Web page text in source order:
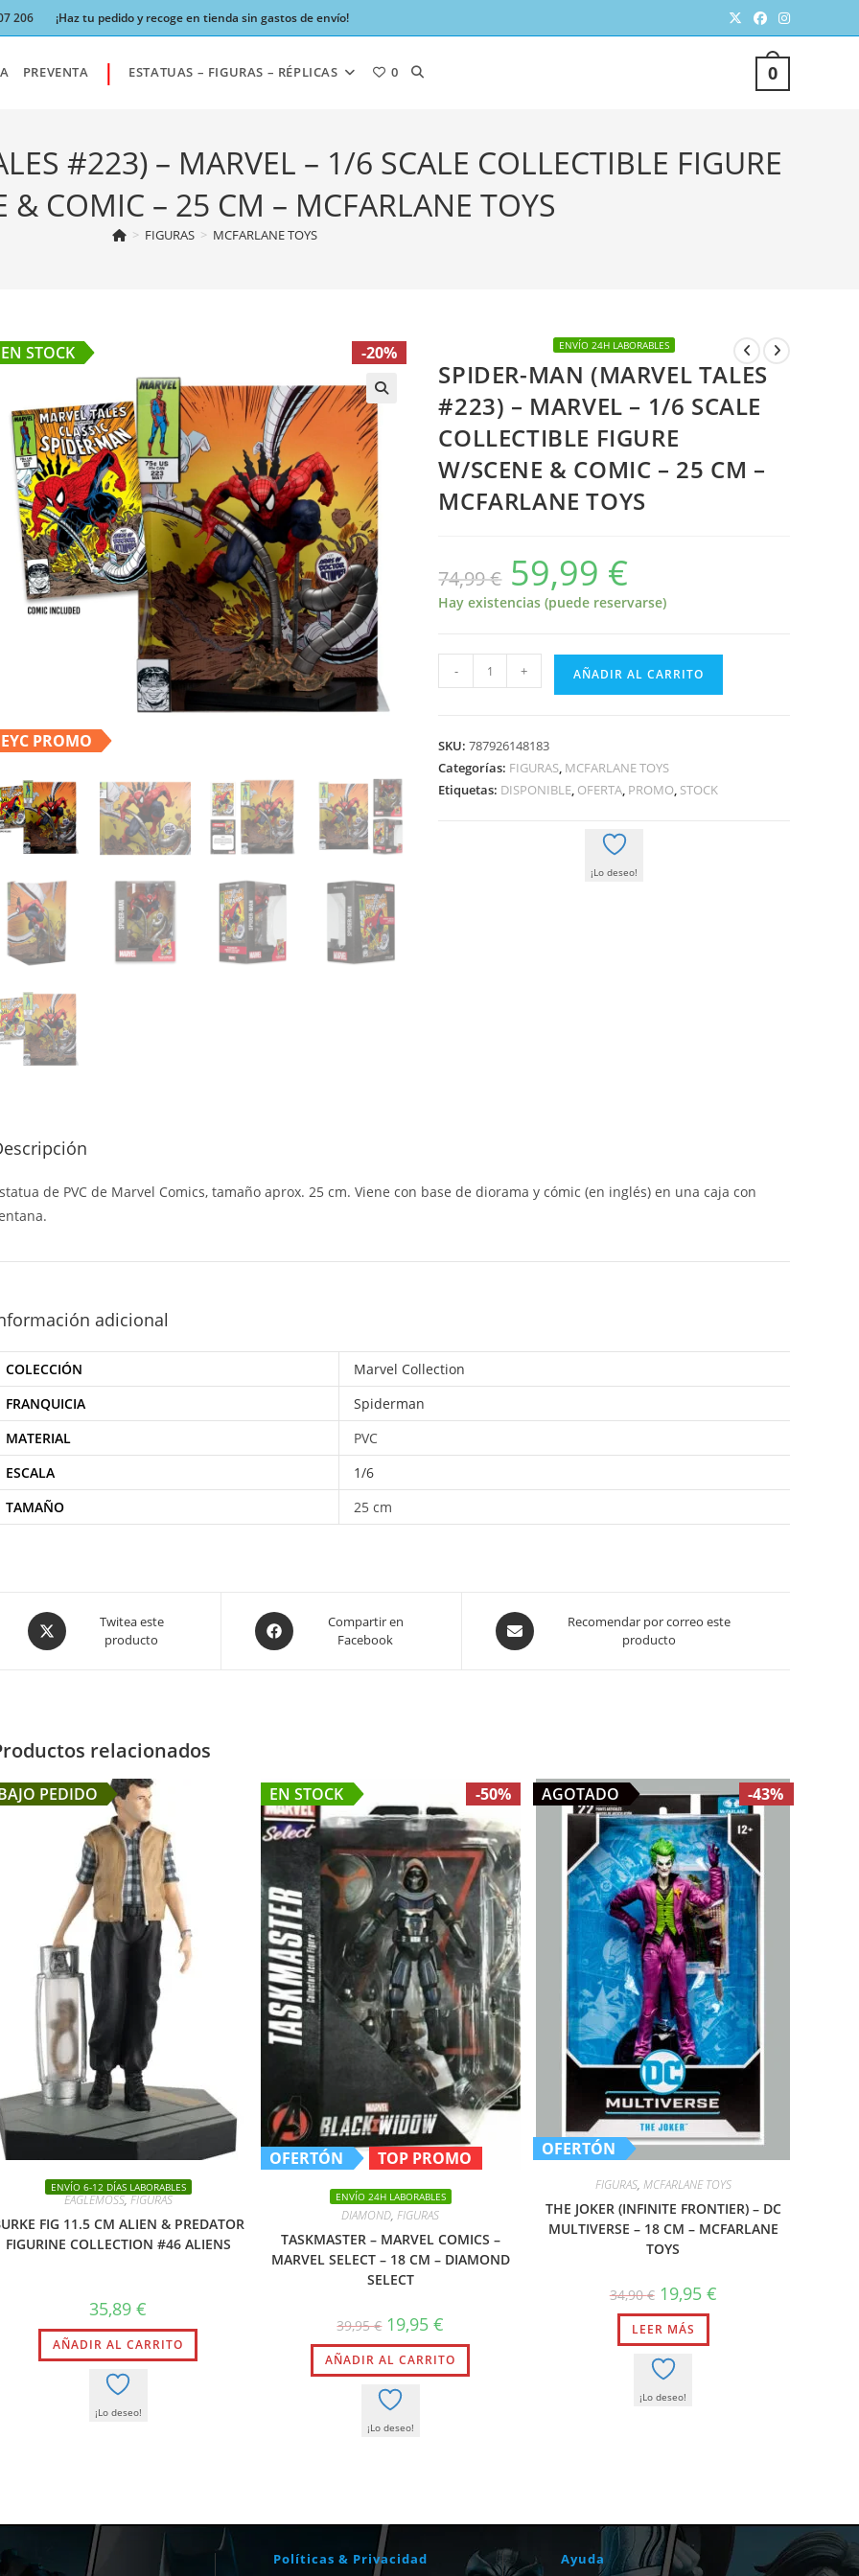
206 ¡Haz tu pedido y recoge en tienda sin gastos de envío!
0
PREVENTA | ESTATUAS – FIGURAS – RÉPLICAS 0 ALTERNAR
DE
#223) – MARVEL – 1/6 SCALE COLLECTIBLE FIGURE
& COMIC – 25 CM – MCFARLANE TOYS
> FIGURAS > MCFARLANE TOYS
🔍
EN STOCK -20%
EYC PROMO
ENVÍO 24H LABORABLES
SPIDER-MAN (MARVEL TALES
#223) – MARVEL – 1/6 SCALE
COLLECTIBLE FIGURE
W/SCENE & COMIC – 25 CM –
MCFARLANE TOYS
74,99€
El
precio
original
era:
74,99 €.
59,99 €
es:
59,99 €.
Hay existencias (puede reservarse)
MAN
#223)
-
- + AÑADIR AL CARRITO
SKU:787926148183
Categorías: FIGURAS, MCFARLANE TOYS
Etiquetas: DISPONIBLE, OFERTA, PROMO, STOCK
¡Lo deseo!
de PVC de Marvel Comics, tamaño aprox. 25 cm. Viene con base de diorama y cómic (en inglés) en una caja con
adicional
COLECCIÓN
Marvel Collection
FRANQUICIA
Spiderman
MATERIAL
PVC
ESCALA
1/6
TAMAÑO
25 cm
Opens
in
Twitea este
producto
Opens
in
Compartir en
Facebook
Opens
in
Recomendar por correo este
producto
relacionados
PEDIDO
ENVÍO 6-12 DÍAS LABORABLES
EAGLEMOSS,FIGURAS
FIG 11.5 CM ALIEN & PREDATOR
FIGURINE COLLECTION #46 ALIENS
35,89€
AÑADIR AL CARRITO
¡Lo deseo!
OFERTÓN TOP PROMO
EN STOCK -50%
ENVÍO 24H LABORABLES
DIAMOND,FIGURAS
TASKMASTER – MARVEL COMICS –
MARVEL SELECT – 18 CM – DIAMOND
SELECT
39,95€ El
precio
original
era:
39,95 €.
19,95€
actual
es:
19,95 €.
AÑADIR AL CARRITO
¡Lo deseo!
OFERTÓN
-43%
AGOTADO
FIGURAS, MCFARLANE TOYS
THE JOKER (INFINITE FRONTIER) – DC
MULTIVERSE – 18 CM – MCFARLANE
TOYS
34,90€ El
precio
original
era:
34,90 €.
19,95 €El
precio
LEER MÁS
¡Lo deseo!
Políticas & Privacidad Ayuda